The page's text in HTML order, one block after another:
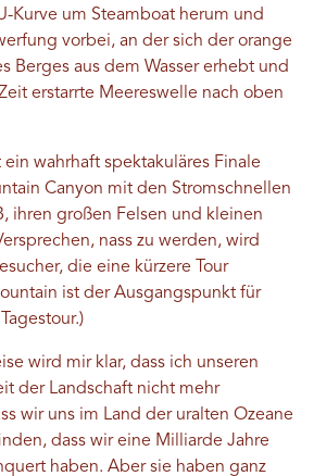
Kurve um Steamboat herum und
vorbei, an der sich der orange
Berges aus dem Wasser erhebt und
erstarrte Meereswelle nach oben
wahrhaft spektakuläres Finale
Canyon mit den Stromschnellen
ihren großen Felsen und kleinen
nass zu werden, wird
die eine kürzere Tour
ist der Ausgangspunkt für
wird mir klar, dass ich unseren
der Landschaft nicht mehr
wir uns im Land der uralten Ozeane
dass wir eine Milliarde Jahre
haben. Aber sie haben ganz